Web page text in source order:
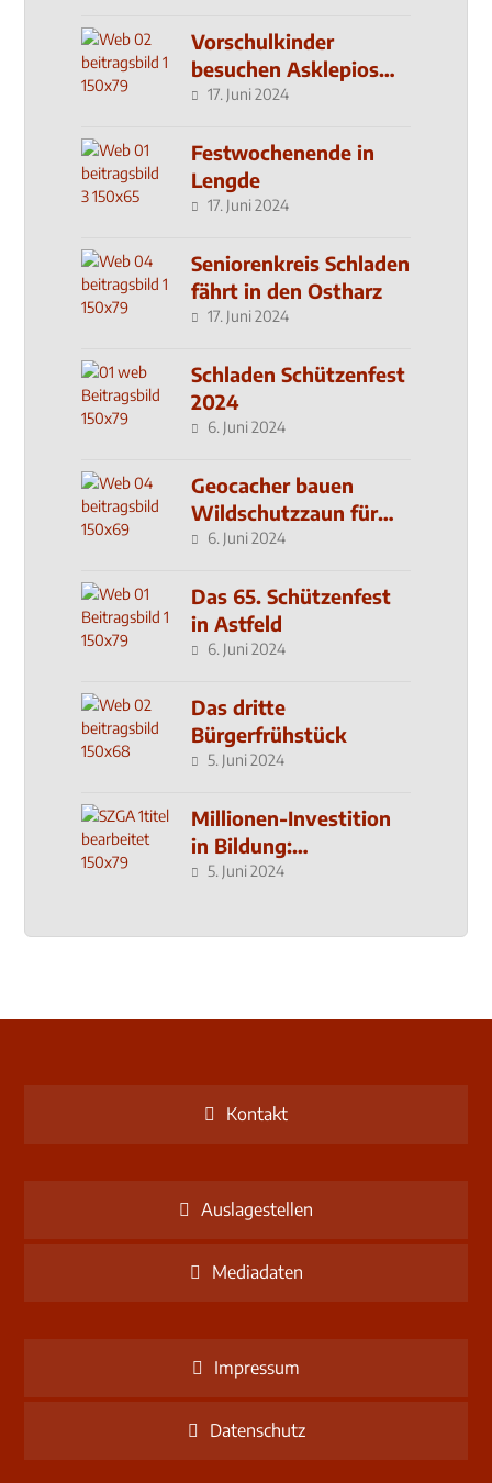
Vorschulkinder
besuchen Asklepios
Klinik
17. Juni 2024
Festwochenende in
Lengde
17. Juni 2024
Seniorenkreis Schladen
fährt in den Ostharz
17. Juni 2024
Schladen Schützenfest
2024
6. Juni 2024
Geocacher bauen
Wildschutzzaun für
den MachMit! Wald
6. Juni 2024
Das 65. Schützenfest
in Astfeld
6. Juni 2024
Das dritte
Bürgerfrühstück
5. Juni 2024
Millionen-Investition
in Bildung:
Schulzentrum-Neubau
5. Juni 2024
Kontakt
Auslagestellen
Mediadaten
Impressum
Datenschutz